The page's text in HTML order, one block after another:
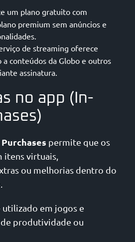
um plano gratuito com
premium sem anúncios e
de streaming oferece
a conteúdos da Globo e outros
assinatura.
no app (In-
permite que os
itens virtuais,
ou melhorias dentro do
utilizado em jogos e
produtividade ou